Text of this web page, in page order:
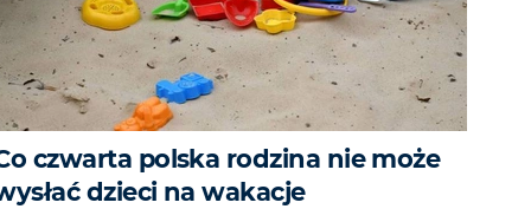
czwarta polska rodzina nie może
dzieci na wakacje